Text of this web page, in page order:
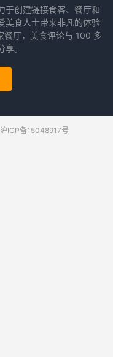
于创建链接食客、餐厅和
美食人士带来非凡的体验
厅，美食评论与 100 多
。
沪ICP备15048917号